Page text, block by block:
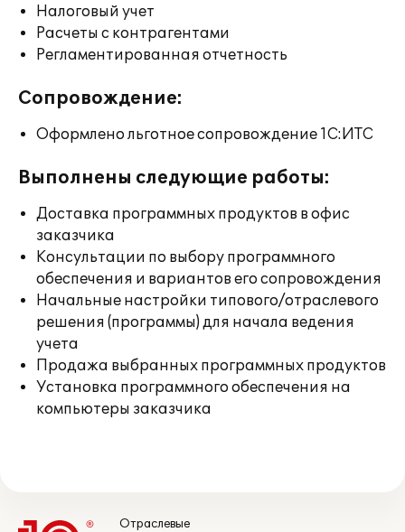
Налоговый учет
Расчеты с контрагентами
Регламентированная отчетность
Сопровождение:
Оформлено льготное сопровождение 1С:ИТС
Выполнены следующие работы:
Доставка программных продуктов в офис
заказчика
Консультации по выбору программного
обеспечения и вариантов его сопровождения
Начальные настройки типового/отраслевого
решения (программы) для начала ведения
учета
Продажа выбранных программных продуктов
Установка программного обеспечения на
компьютеры заказчика
Отраслевые